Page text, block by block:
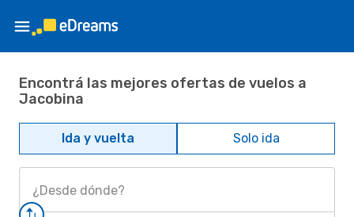
Encontrá las mejores ofertas de vuelos a
Jacobina
Ida y vuelta Solo ida
¿Desde dónde?